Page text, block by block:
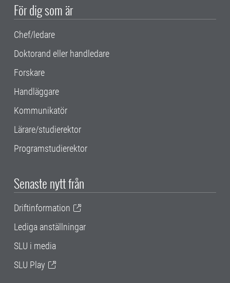
För dig som är
Chef/ledare
Doktorand eller handledare
Forskare
Handläggare
Kommunikatör
Lärare/studierektor
Programstudierektor
Senaste nytt från
Driftinformation
Lediga anställningar
SLU i media
SLU Play